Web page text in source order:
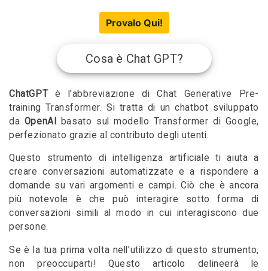
Provalo Qui!
Cosa è Chat GPT?
ChatGPTè l'abbreviazione di Chat Generative Pre-
training Transformer. Si tratta di un chatbot sviluppato
da OpenAI
basato sul modello Transformer di Google,
perfezionato grazie al contributo degli utenti.
Questo strumento di intelligenza artificiale ti aiuta a
creare conversazioni automatizzate e a rispondere a
domande su vari argomenti e campi. Ciò che è ancora
più notevole è che può interagire sotto forma di
conversazioni simili al modo in cui interagiscono due
persone.
Se è la tua prima volta nell'utilizzo di questo strumento,
non preoccuparti! Questo articolo delineerà le